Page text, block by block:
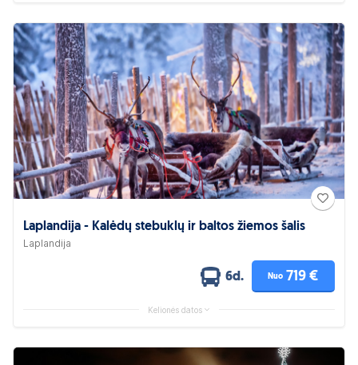
Laplandija - Kalėdų stebuklų ir baltos žiemos šalis
Laplandija
6d. Nuo 719 €
Kelionės datos